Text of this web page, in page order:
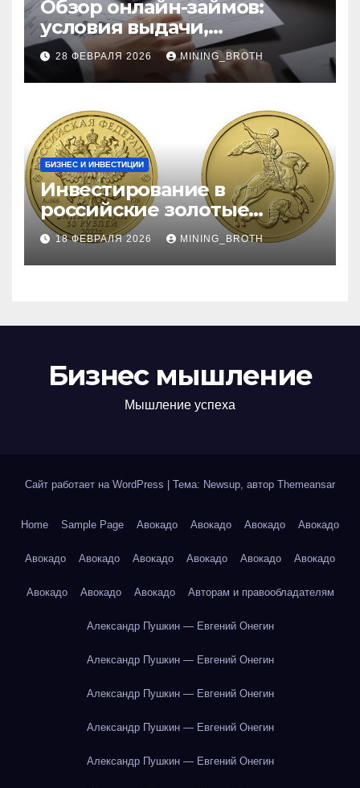
Обзор онлайн-займов:
условия выдачи,
процентные ставки и
требования к заемщикам
28 ФЕВРАЛЯ 2026 MINING_BROTH
БИЗНЕС И ИНВЕСТИЦИИ
Инвестирование в
российские золотые
монеты: подробное
руководство
18 ФЕВРАЛЯ 2026 MINING_BROTH
Бизнес мышление
Мышление успеха
Сайт работает на WordPress Тема: Newsup, автор Themeansar
Home Sample Page Авокадо Авокадо Авокадо Авокадо
Авокадо Авокадо Авокадо Авокадо Авокадо Авокадо
Авокадо Авокадо Авокадо Авторам и правообладателям
Александр Пушкин — Евгений Онегин
Александр Пушкин — Евгений Онегин
Александр Пушкин — Евгений Онегин
Александр Пушкин — Евгений Онегин
Александр Пушкин — Евгений Онегин